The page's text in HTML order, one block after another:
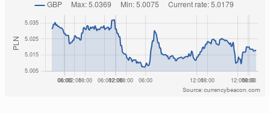
Source: currencybeacon.com